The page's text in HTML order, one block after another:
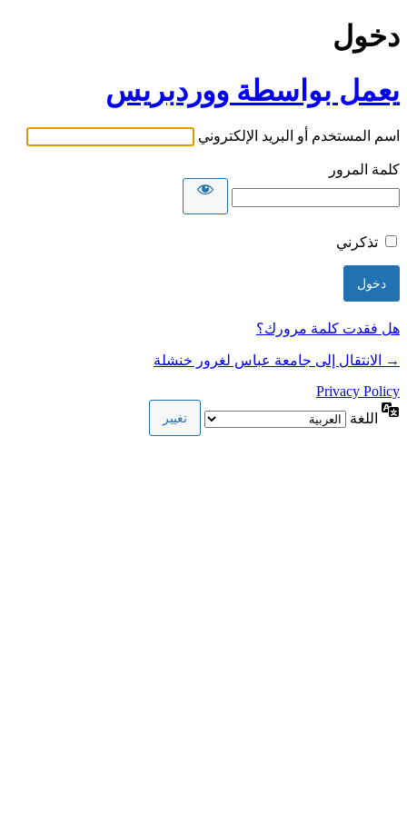
دخول
يعمل بواسطة ووردبريس
اسم المستخدم أو البريد الإلكتروني
كلمة المرور
تذكرني
هل فقدت كلمة مرورك؟
→ الانتقال إلى جامعة عباس لغرور خنشلة
Privacy Policy
اللغة